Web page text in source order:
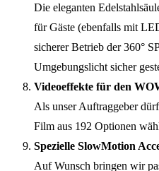
Die eleganten
für Gäste (ebenfalls mit
sicherer Betrieb der 360°
Umgebungslicht sicher
Videoeffekte für den
Als unser Auftraggeber
Film aus 192 Optionen
Spezielle SlowMotion
Auf Wunsch bringen wir